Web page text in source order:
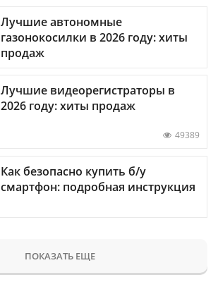
Лучшие автономные
газонокосилки в 2026 году: хиты
продаж
Лучшие видеорегистраторы в
2026 году: хиты продаж
49389
Как безопасно купить б/у
смартфон: подробная инструкция
ПОКАЗАТЬ ЕЩЕ